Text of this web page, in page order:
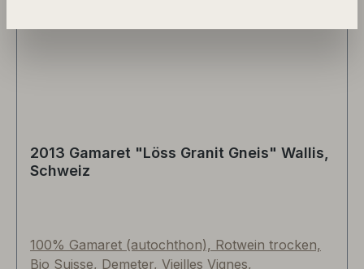
2013 Gamaret "Löss Granit Gneis" Wallis,
Schweiz
100% Gamaret (autochthon), Rotwein trocken,
Bio Suisse, Demeter, Vieilles Vignes,